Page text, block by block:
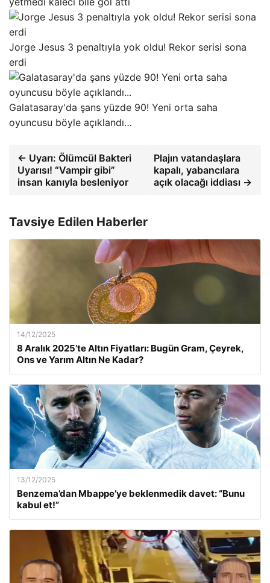
Jorge Jesus 3 penaltıyla yok oldu! Rekor serisi sona
erdi
Galatasaray'da şans yüzde 90! Yeni orta saha
oyuncusu böyle açıklandı…
← Uyarı: Ölümcül Bakteri
Uyarısı! “Vampir gibi”
insan kanıyla besleniyor
Plajın vatandaşlara
kapalı, yabancılara
açık olacağı iddiası →
Tavsiye Edilen Haberler
14/12/2025
8 Aralık 2025’te Altın Fiyatları: Bugün Gram, Çeyrek,
Ons ve Yarım Altın Ne Kadar?
13/12/2025
Benzema’dan Mbappe’ye beklenmedik davet: “Bunu
kabul et!”